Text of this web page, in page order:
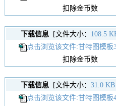
扣除金币数
下载信息[文件大小： 108.5
点击浏览该文件:甘特图模板
扣除金币数
下载信息[文件大小： 31.0 KB
点击浏览该文件:甘特图模板